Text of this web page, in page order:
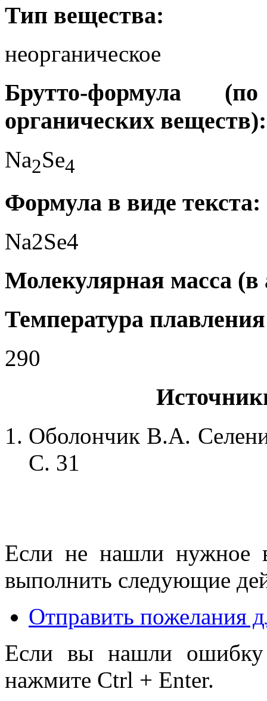
Тип вещества:
неорганическое
Брутто-формула
органических веществ):
Na2Se4
Формула в виде текста:
Na2Se4
Молекулярная масса (в
Температура
290
Оболончик В.А.
С. 31
Если не нашли нужное
выполнить следующие
Отправить пожелания
Если вы нашли ошибку
нажмите Ctrl + Enter.